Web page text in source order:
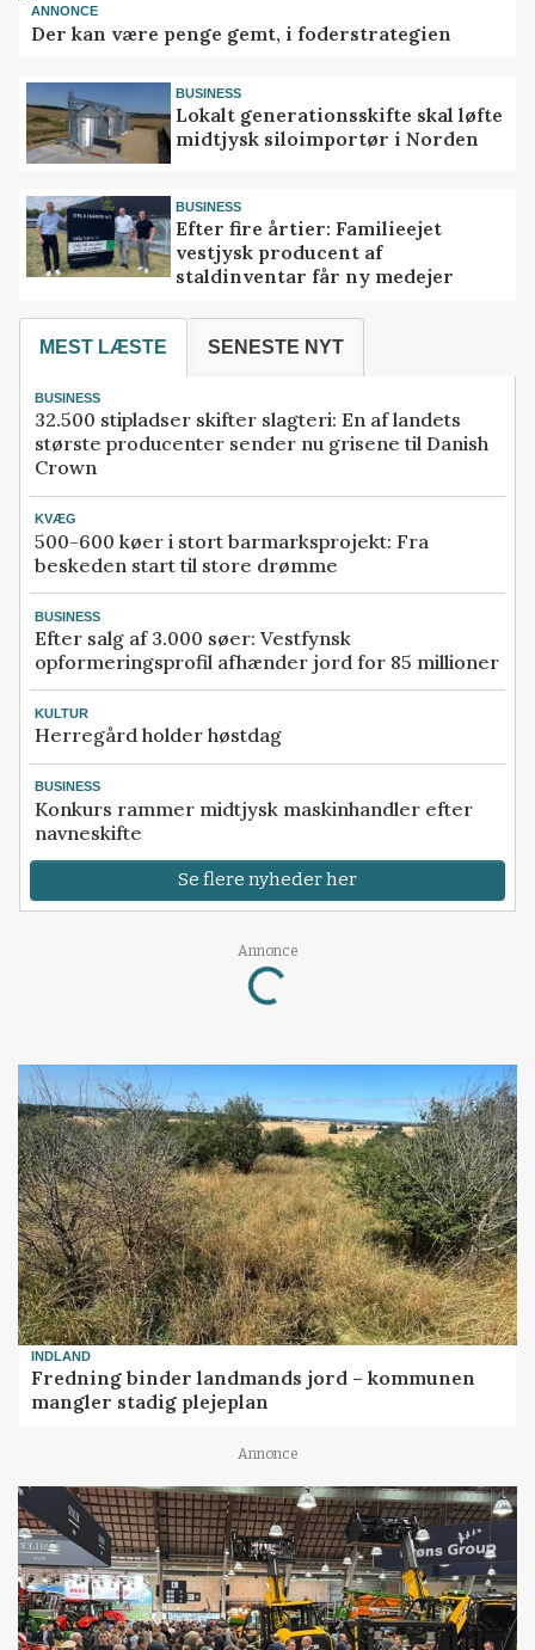
ANNONCE
Der kan være penge gemt, i foderstrategien
BUSINESS
Lokalt generationsskifte skal løfte
midtjysk siloimportør i Norden
BUSINESS
Efter fire årtier: Familieejet
vestjysk producent af
staldinventar får ny medejer
MEST LÆSTE SENESTE NYT
BUSINESS
32.500 stipladser skifter slagteri: En af landets
største producenter sender nu grisene til Danish
Crown
KVÆG
500-600 køer i stort barmarksprojekt: Fra
beskeden start til store drømme
BUSINESS
Efter salg af 3.000 søer: Vestfynsk
opformeringsprofil afhænder jord for 85 millioner
KULTUR
Herregård holder høstdag
BUSINESS
Konkurs rammer midtjysk maskinhandler efter
navneskifte
Se flere nyheder her
Annonce
Loading...
INDLAND
Fredning binder landmands jord – kommunen
mangler stadig plejeplan
Annonce